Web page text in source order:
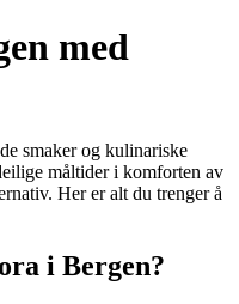
med
smaker og kulinariske
måltider i komforten av
Her er alt du trenger å
i Bergen?